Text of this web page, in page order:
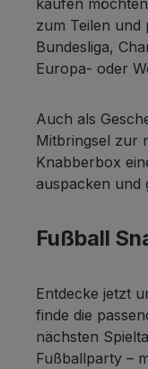
Fettsäuren 4,4 g Kohlenhydrate
Zucker 1,2 g Eiweiß 8,6 g Salz 2,3 g XOX
Party Tacos
Maismehl,
Aroma,
472 / 1975 Fett 21 g davon gesättigte
Fettsäuren 2,0 g Kohlenhydrate 60
Partymix
24%
Speisesalz,
kaufen
zum Teilen und
Bundesliga,
Europa- oder
Auch als
Mitbringsel zur
Knabberbox
auspacken und
Fußball
Entdecke jetzt
finde die
nächsten
Fußballparty –